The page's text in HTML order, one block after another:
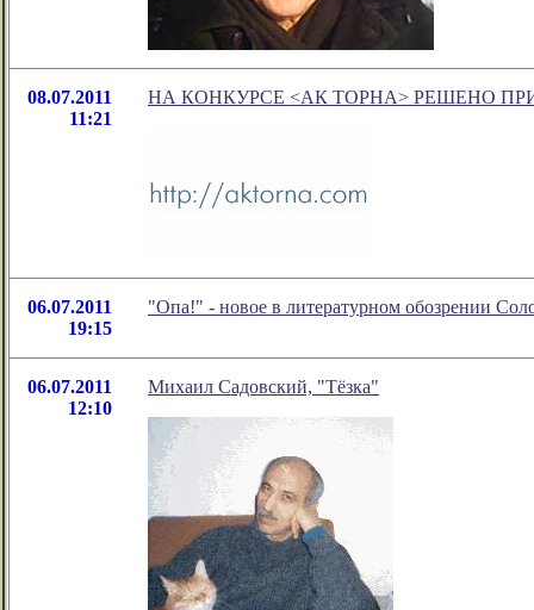
08.07.2011
11:21
НА КОНКУРСЕ <АК ТОРНА> РЕШЕНО
06.07.2011
19:15
"Опа!" - новое в литературном обозрении
06.07.2011
12:10
Михаил Садовский, "Тёзка"